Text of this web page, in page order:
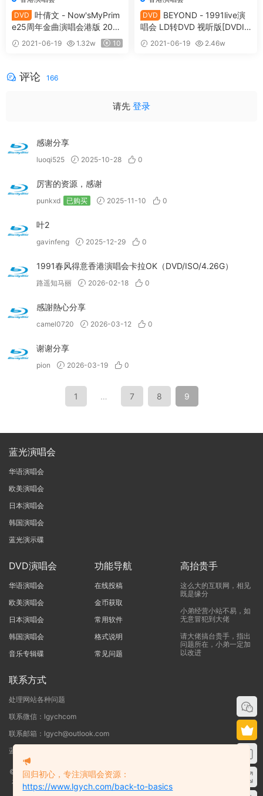
DVD
叶倩文 - Now'sMyPrim
e25周年金曲演唱会港版 200
4《2DVD9 14.6G》
2021-06-19 1.32w 10
DVD
BEYOND - 1991live演
唱会 LD转DVD 视听版[DVDIS
O][7.56G]
2021-06-19
2.46w
评论 166
请先 登录
感谢分享
luoqi525 2025-10-28 0
厉害的资源，感谢
punkxd 已购买 2025-11-10 0
叶2
gavinfeng 2025-12-29 0
1991春风得意香港演唱会卡拉OK（DVD/ISO/4.26G）
路遥知马丽 2026-02-18 0
感謝熱心分享
camel0720 2026-03-12 0
谢谢分享
pion 2026-03-19 0
1 … 7 8 9
蓝光演唱会
华语演唱会
欧美演唱会
日本演唱会
韩国演唱会
蓝光演示碟
DVD演唱会
华语演唱会
欧美演唱会
日本演唱会
韩国演唱会
音乐专辑碟
功能导航
在线投稿
金币获取
常用软件
格式说明
常见问题
高抬贵手
这么大的互联网，相见
既是缘分
小弟经营小站不易，如
无意冒犯到大佬
请大佬搞台贵手，指出
问题所在，小弟一定加
以改进
联系方式
处理网站各种问题
联系微信：lgychcom
联系邮箱：lgych@outlook.com
蓝光演唱会网 - 专注于ISO和BDMV蓝光演唱会下载服务
©2019-2026 蓝光演唱会本站资源来源于网络用户网盘投稿，本站服务器不储
存任何演唱会资源，版权归原作者所有，若侵犯了您的合法权益，请联系我们
删除！
回归初心，专注演唱会资源：
https://www.lgych.com/back-to-basics